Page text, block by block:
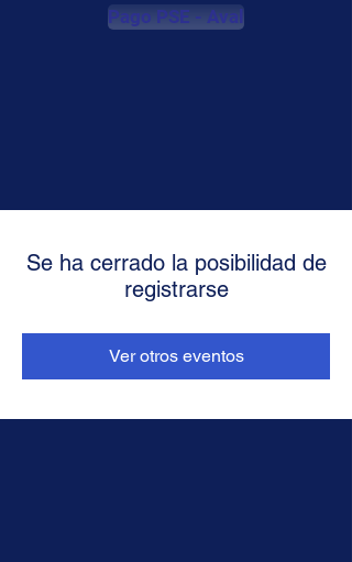
Pago PSE - Aval
Se ha cerrado la posibilidad de
registrarse
Ver otros eventos